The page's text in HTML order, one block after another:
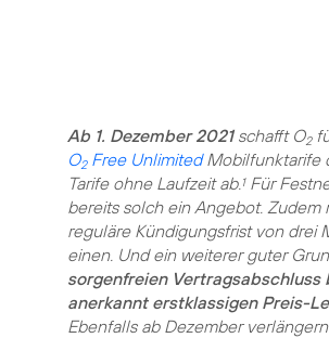
Ab 1. Dezember 2021schafft O2
O2Free UnlimitedMobilfunktarife
Tarife ohne Laufzeit ab.1Für
bereits solch ein Angebot. Zudem
reguläre Kündigungsfrist von drei
einen. Und ein weiterer guter
sorgenfreien Vertragsabschluss
anerkannt erstklassigen Preis-
Ebenfalls ab Dezember